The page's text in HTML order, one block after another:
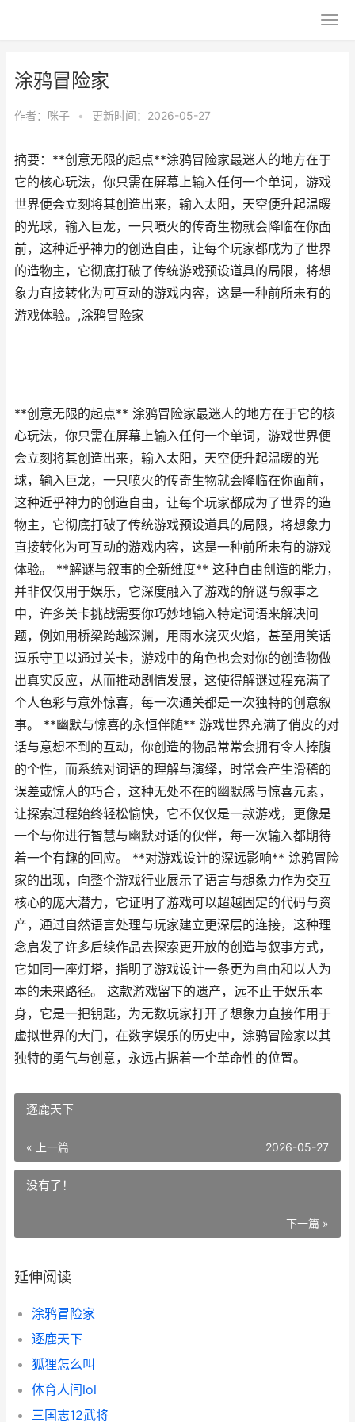
涂鸦冒险家
作者： 咪子 • 更新时间：2026-05-27
摘要：**创意无限的起点**涂鸦冒险家最迷人的地方在于
它的核心玩法，你只需在屏幕上输入任何一个单词，游戏
世界便会立刻将其创造出来，输入太阳，天空便升起温暖
的光球，输入巨龙，一只喷火的传奇生物就会降临在你面
前，这种近乎神力的创造自由，让每个玩家都成为了世界
的造物主，它彻底打破了传统游戏预设道具的局限，将想
象力直接转化为可互动的游戏内容，这是一种前所未有的
游戏体验。,涂鸦冒险家
**创意无限的起点** 涂鸦冒险家最迷人的地方在于它的核
心玩法，你只需在屏幕上输入任何一个单词，游戏世界便
会立刻将其创造出来，输入太阳，天空便升起温暖的光
球，输入巨龙，一只喷火的传奇生物就会降临在你面前，
这种近乎神力的创造自由，让每个玩家都成为了世界的造
物主，它彻底打破了传统游戏预设道具的局限，将想象力
直接转化为可互动的游戏内容，这是一种前所未有的游戏
体验。 **解谜与叙事的全新维度** 这种自由创造的能力，
并非仅仅用于娱乐，它深度融入了游戏的解谜与叙事之
中，许多关卡挑战需要你巧妙地输入特定词语来解决问
题，例如用桥梁跨越深渊，用雨水浇灭火焰，甚至用笑话
逗乐守卫以通过关卡，游戏中的角色也会对你的创造物做
出真实反应，从而推动剧情发展，这使得解谜过程充满了
个人色彩与意外惊喜，每一次通关都是一次独特的创意叙
事。 **幽默与惊喜的永恒伴随** 游戏世界充满了俏皮的对
话与意想不到的互动，你创造的物品常常会拥有令人捧腹
的个性，而系统对词语的理解与演绎，时常会产生滑稽的
误差或惊人的巧合，这种无处不在的幽默感与惊喜元素，
让探索过程始终轻松愉快，它不仅仅是一款游戏，更像是
一个与你进行智慧与幽默对话的伙伴，每一次输入都期待
着一个有趣的回应。 **对游戏设计的深远影响** 涂鸦冒险
家的出现，向整个游戏行业展示了语言与想象力作为交互
核心的庞大潜力，它证明了游戏可以超越固定的代码与资
产，通过自然语言处理与玩家建立更深层的连接，这种理
念启发了许多后续作品去探索更开放的创造与叙事方式，
它如同一座灯塔，指明了游戏设计一条更为自由和以人为
本的未来路径。 这款游戏留下的遗产，远不止于娱乐本
身，它是一把钥匙，为无数玩家打开了想象力直接作用于
虚拟世界的大门，在数字娱乐的历史中，涂鸦冒险家以其
独特的勇气与创意，永远占据着一个革命性的位置。
逐鹿天下
« 上一篇 2026-05-27
没有了！
下一篇 »
延伸阅读
涂鸦冒险家
逐鹿天下
狐狸怎么叫
体育人间lol
三国志12武将